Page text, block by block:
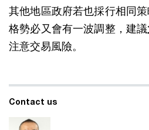
其他地區政府若也採行相同
格勢必又會有一波調整，建議
注意交易風險。
Contact us